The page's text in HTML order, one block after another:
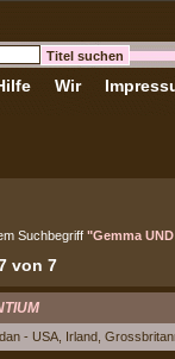
Wir
Suchbegriff "Gemma
von 7
- USA, Irland,